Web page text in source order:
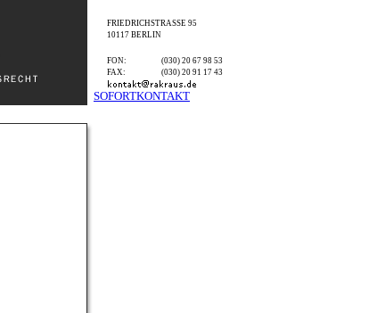
FRIEDRICHSTRASSE 95
10117 BERLIN
FON:
(030) 20 67 98 53
FAX:
(030) 20 91 17 43
SOFORTKONTAKT